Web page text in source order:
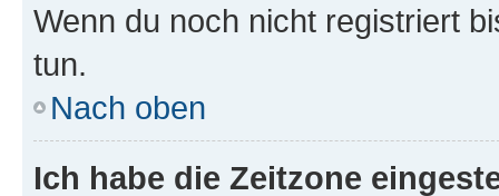
Wenn du noch nicht registriert
tun.
Nach oben
Ich habe die Zeitzone